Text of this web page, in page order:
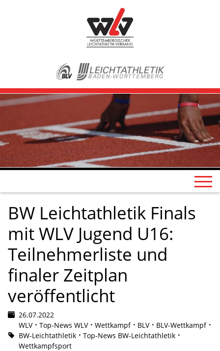
BW Leichtathletik Finals
mit WLV Jugend U16:
Teilnehmerliste und
finaler Zeitplan
veröffentlicht
26.07.2022
WLV
Top-News WLV Wettkampf BLV
BLV-Wettkampf
BW-Leichtathletik
Top-News BW-Leichtathletik
Wettkampfsport